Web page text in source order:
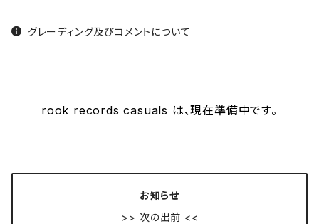
グレーディング及びコメントについて
rook records casuals は、現在準備中です。
お知らせ
>> 次の出前 <<